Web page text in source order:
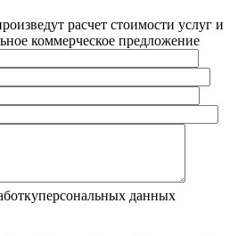
расчет стоимости услуг и
коммерческое предложение
персональных данных